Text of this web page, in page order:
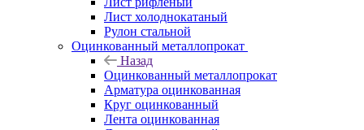
Лист холоднокатаный
Рулон стальной
Оцинкованный металлопрокат
Назад
Оцинкованный металлопрокат
Арматура оцинкованная
Круг оцинкованный
Лента оцинкованная